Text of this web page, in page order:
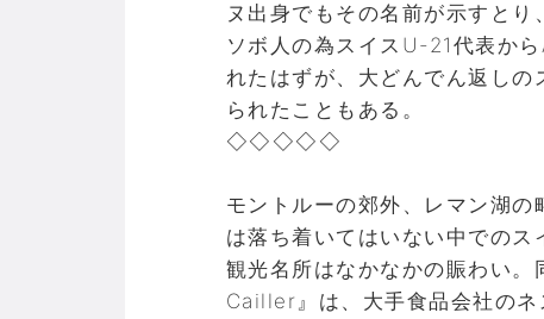
ヌ出身でもその名前が示すと
ソボ人の為スイスU-21代表か
れたはずが、大どんでん返し
られたこともある。
◇◇◇◇◇
モントルーの郊外、レマン湖
は落ち着いてはいない中での
観光名所はなかなかの賑わい。
Cailler』は、大手食品会社の